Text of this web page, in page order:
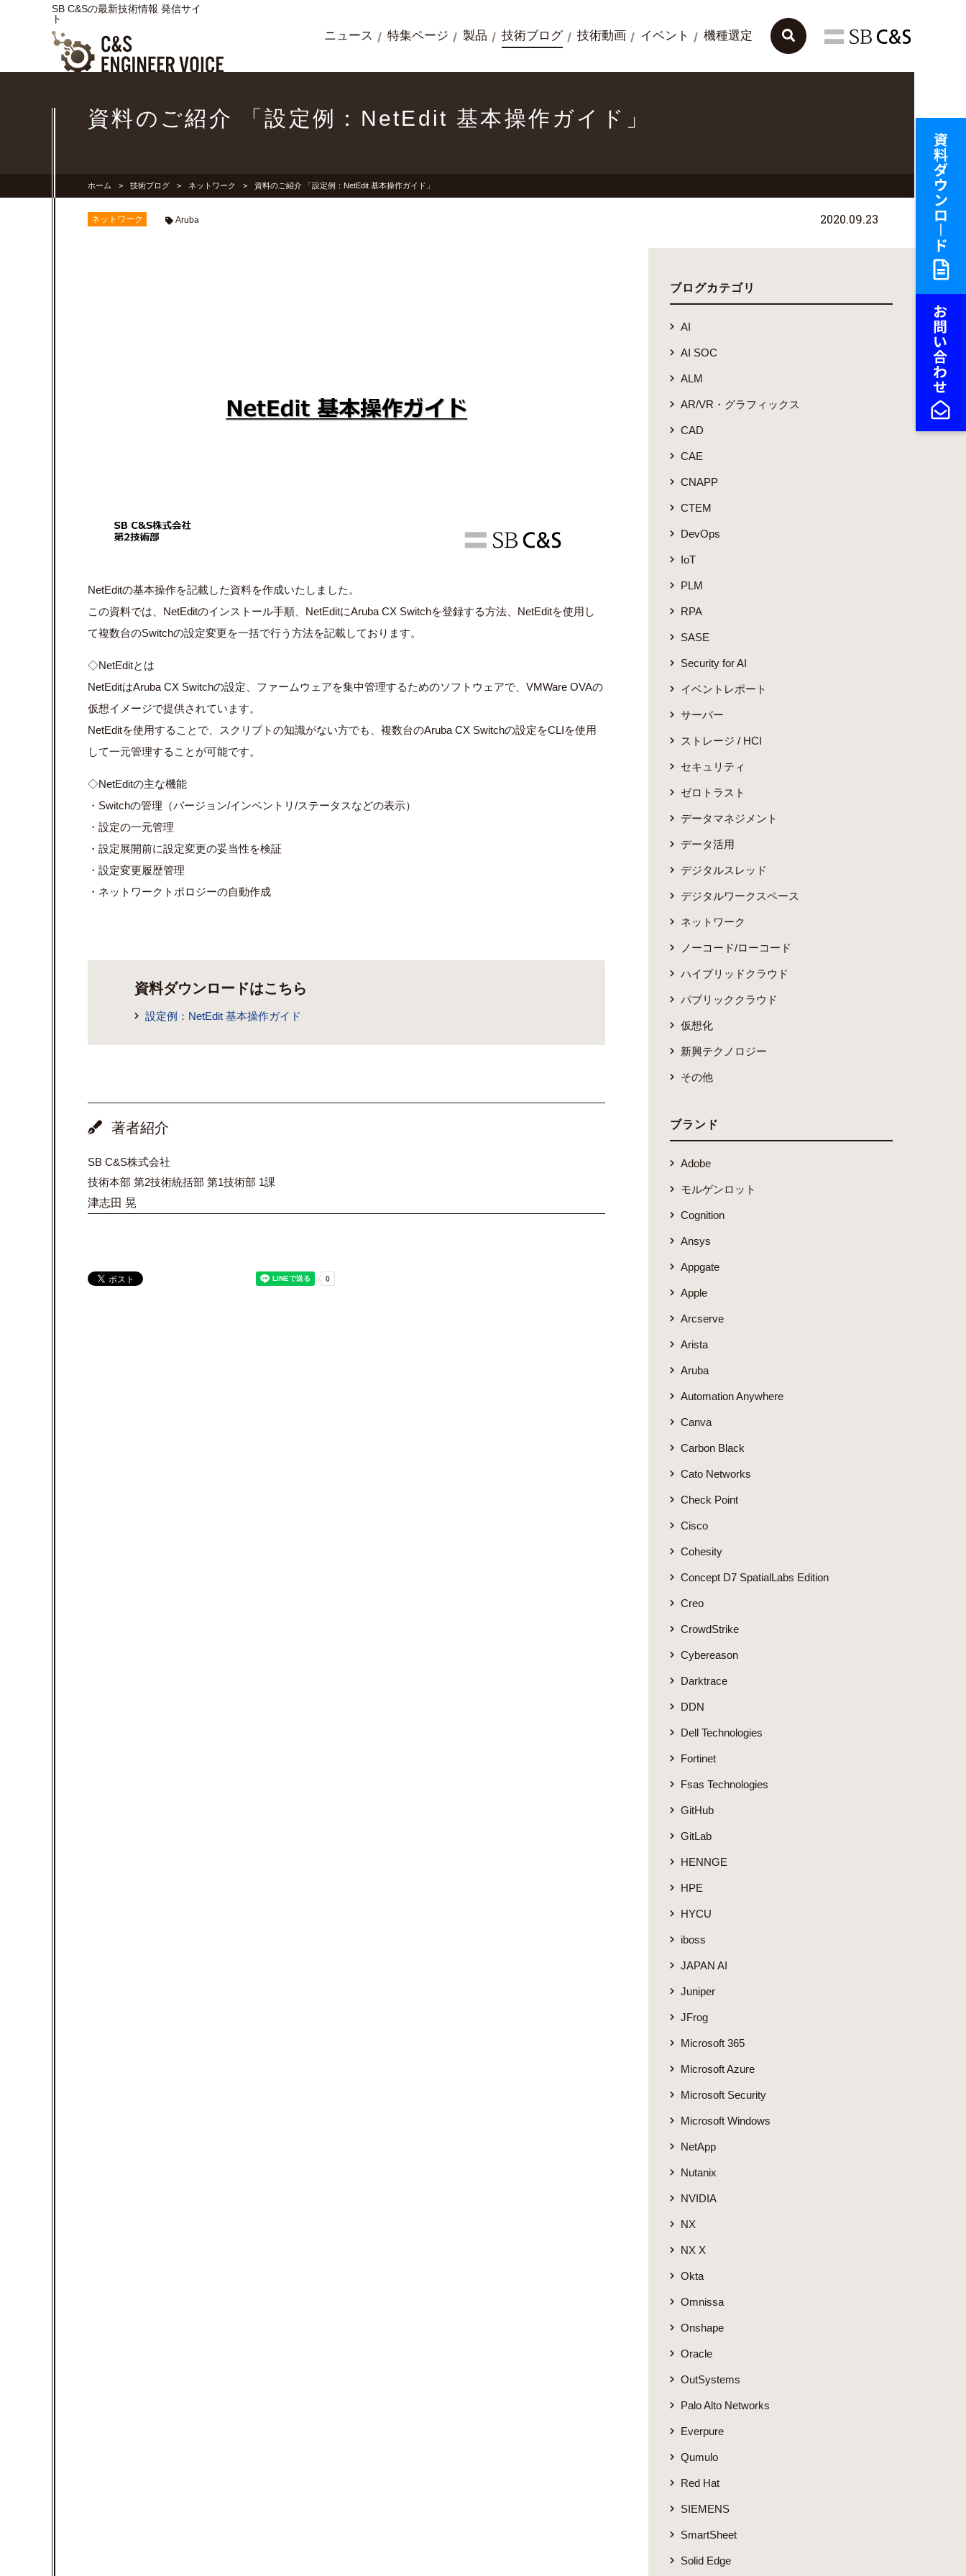
SB C&Sの最新技術情報 発信サイ
ト
ニュース 特集ページ 製品 技術ブログ 技術動画 イベント 機種選定
資料のご紹介 「設定例：NetEdit 基本操作ガイド」
ホーム 技術ブログ ネットワーク 資料のご紹介 「設定例：NetEdit 基本操作ガイド」
ネットワーク Aruba 2020.09.23
NetEditの基本操作を記載した資料を作成いたしました。
この資料では、NetEditのインストール手順、NetEditにAruba CX Switchを登録する方法、NetEditを使用し
て複数台のSwitchの設定変更を一括で行う方法を記載しております。
◇NetEditとは
NetEditはAruba CX Switchの設定、ファームウェアを集中管理するためのソフトウェアで、VMWare OVAの
仮想イメージで提供されています。
NetEditを使用することで、スクリプトの知識がない方でも、複数台のAruba CX Switchの設定をCLIを使用
して一元管理することが可能です。
◇NetEditの主な機能
・Switchの管理（バージョン/インベントリ/ステータスなどの表示）
・設定の一元管理
・設定展開前に設定変更の妥当性を検証
・設定変更履歴管理
・ネットワークトポロジーの自動作成
資料ダウンロードはこちら
設定例：NetEdit 基本操作ガイド
著者紹介
SB C&S株式会社
技術本部 第2技術統括部 第1技術部 1課
津志田 晃
ブログカテゴリ
AI
AI SOC
ALM
AR/VR・グラフィックス
CAD
CAE
CNAPP
CTEM
DevOps
IoT
PLM
RPA
SASE
Security for AI
イベントレポート
サーバー
ストレージ / HCI
セキュリティ
ゼロトラスト
データマネジメント
データ活用
デジタルスレッド
デジタルワークスペース
ネットワーク
ノーコード/ローコード
ハイブリッドクラウド
パブリッククラウド
仮想化
新興テクノロジー
その他
ブランド
Adobe
モルゲンロット
Cognition
Ansys
Appgate
Apple
Arcserve
Arista
Aruba
Automation Anywhere
Canva
Carbon Black
Cato Networks
Check Point
Cisco
Cohesity
Concept D7 SpatialLabs Edition
Creo
CrowdStrike
Cybereason
Darktrace
DDN
Dell Technologies
Fortinet
Fsas Technologies
GitHub
GitLab
HENNGE
HPE
HYCU
iboss
JAPAN AI
Juniper
JFrog
Microsoft 365
Microsoft Azure
Microsoft Security
Microsoft Windows
NetApp
Nutanix
NVIDIA
NX
NX X
Okta
Omnissa
Onshape
Oracle
OutSystems
Palo Alto Networks
Everpure
Qumulo
Red Hat
SIEMENS
SmartSheet
Solid Edge